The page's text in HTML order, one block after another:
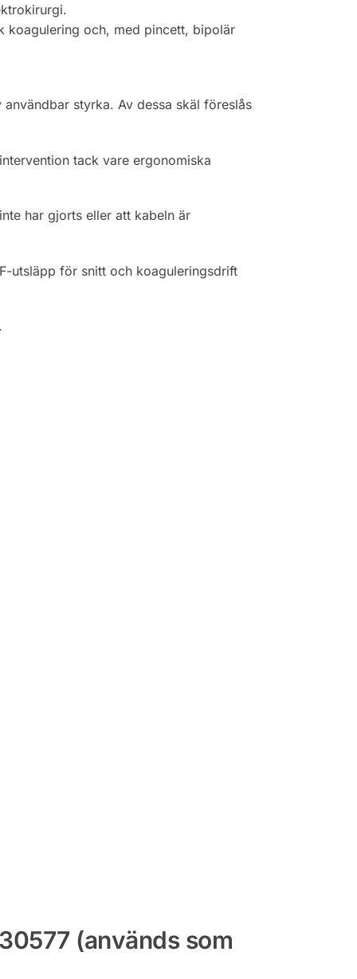
koagulering och, med pincett, bipolär
styrka. Av dessa skäl föreslås
tack vare ergonomiska
har gjorts eller att kabeln är
utsläpp för snitt och koaguleringsdrift
(används som